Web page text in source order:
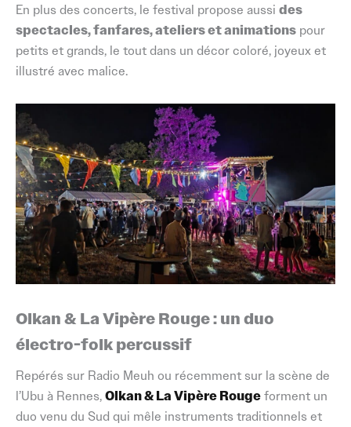
En plus des concerts, le festival propose aussi des
spectacles, fanfares, ateliers et animations pour
petits et grands, le tout dans un décor coloré, joyeux et
illustré avec malice.
Olkan & La Vipère Rouge : un duo
électro-folk percussif
Repérés sur Radio Meuh ou récemment sur la scène de
l’Ubu à Rennes,Olkan & La Vipère Rougeforment un
duo venu du Sud qui mêle instruments traditionnels et